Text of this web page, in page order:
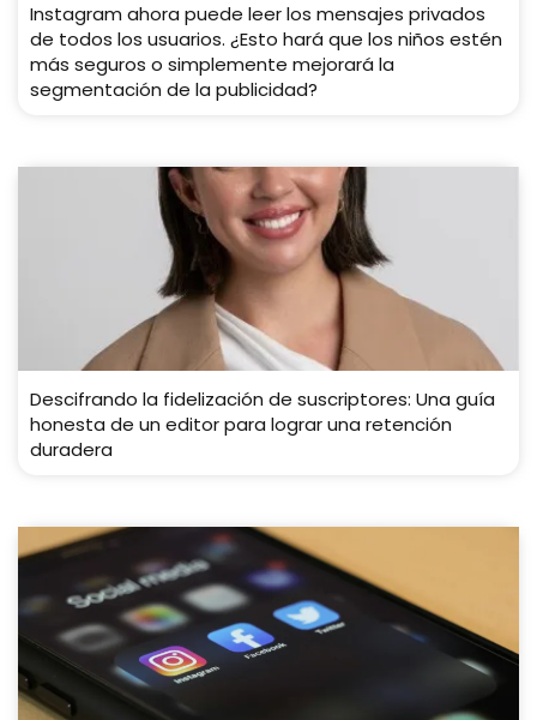
Instagram ahora puede leer los mensajes privados
de todos los usuarios. ¿Esto hará que los niños estén
más seguros o simplemente mejorará la
segmentación de la publicidad?
Descifrando la fidelización de suscriptores: Una guía
honesta de un editor para lograr una retención
duradera